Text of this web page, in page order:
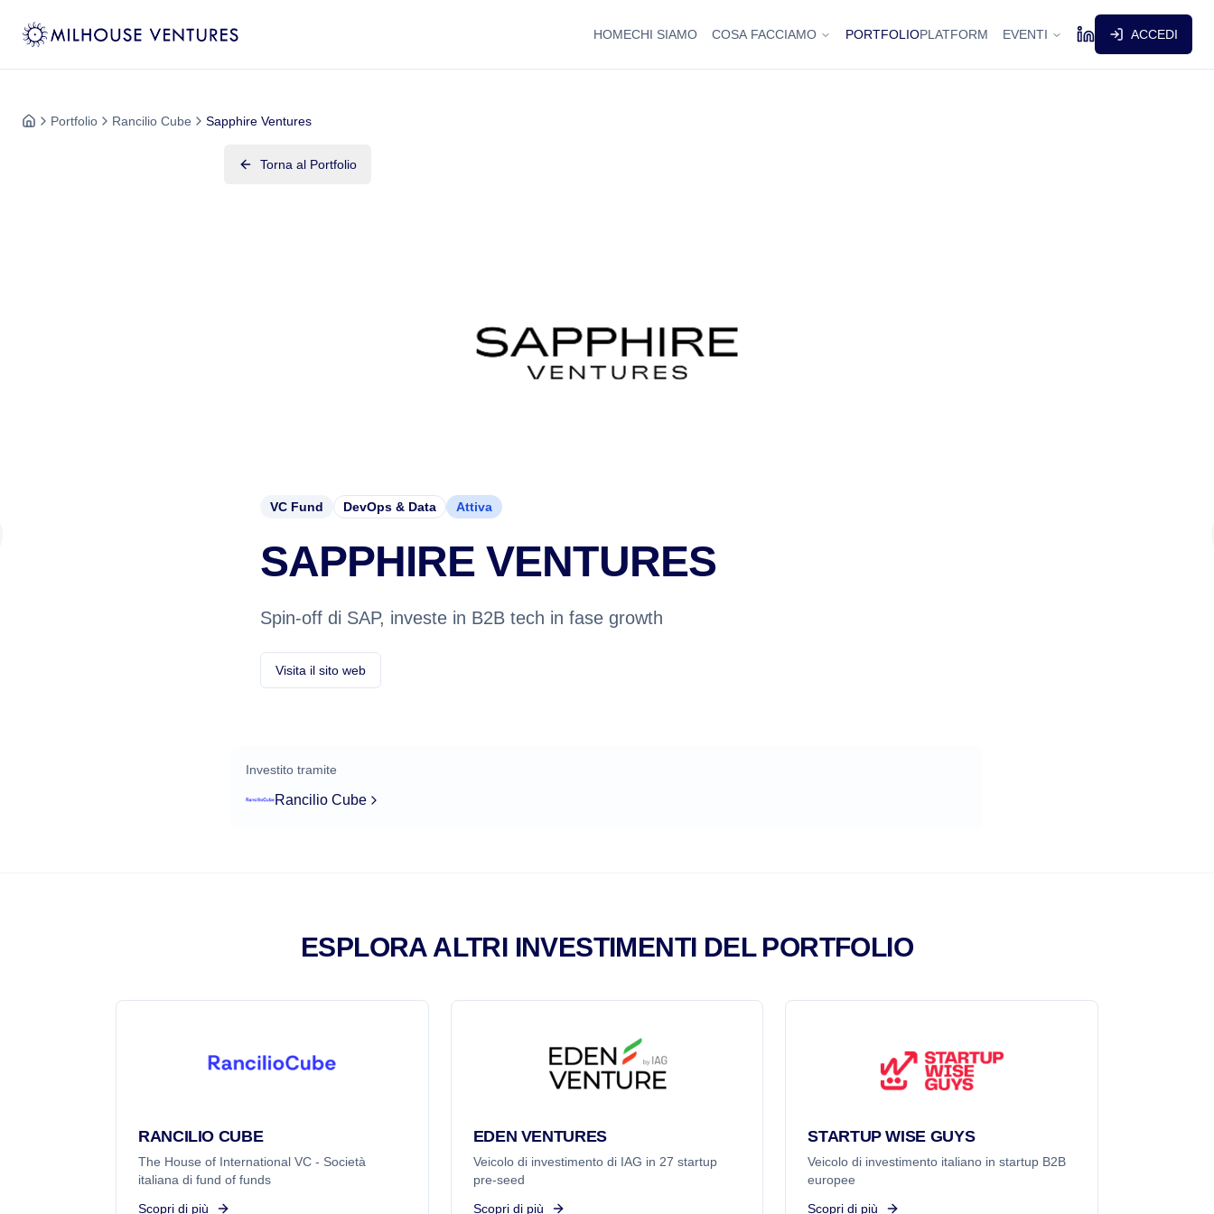
HOMECHI SIAMO COSA FACCIAMO PORTFOLIOPLATFORM EVENTI ACCEDI
Portfolio Rancilio Cube Sapphire Ventures
Torna al Portfolio
VC Fund DevOps & Data Attiva
SAPPHIRE VENTURES
Spin-off di SAP, investe in B2B tech in fase growth
Visita il sito web
Investito tramite
Rancilio Cube
ESPLORA ALTRI INVESTIMENTI DEL PORTFOLIO
RANCILIO CUBE
The House of International VC - Società
italiana di fund of funds
Scopri di più
EDEN VENTURES
Veicolo di investimento di IAG in 27 startup
pre-seed
Scopri di più
STARTUP WISE GUYS
Veicolo di investimento italiano in startup B2B
europee
Scopri di più